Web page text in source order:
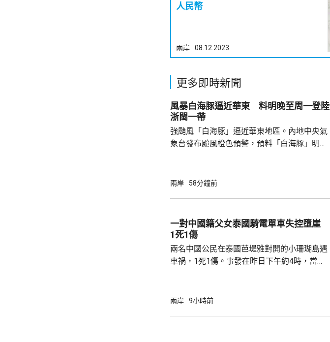
人民幣
兩岸 08.12.2023
更多即時新聞
風暴白海豚逼近華東 料明晚至周一登陸
浙閩一帶
強颱風「白海豚」逼近華東地區。內地中央氣
象台發布颱風橙色預警，預料「白海豚」明晚
達13至15級，陣風15至17級；浙江中東部和
米。 上海市氣象台指，「白海豚」強度和環流
大，雲雨帶發展旺盛，對上海的影響可能會長
兩岸 58分鐘前
一對中國籍父女泰國騎電單車失控墮崖
1死1傷
兩名中國公民在泰國芭堤雅對開的小珊瑚島遇
車禍，1死1傷。事發在昨日下午約4時，當地
歲父親當場死亡，年約30歲的女兒受傷送院救
兩岸 9小時前